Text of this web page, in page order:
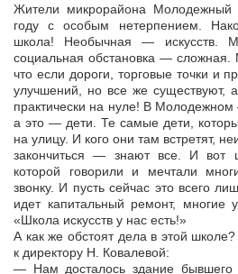
Жители микрорайона Молодежный
году с особым нетерпением.
школа! Необычная — искусств.
социальная обстановка — сложная.
что если дороги, торговые точки и
улучшений, но все же существуют,
практически на нуле! В
а это — дети. Те самые дети,
на улицу. И кого они там встретят,
закончиться — знают все. И вот
которой говорили и мечтали
звонку. И пусть сейчас это всего
идет капитальный ремонт, многие
«Школа искусств у нас есть!»
А как же обстоят дела в этой
к директору Н. Ковалевой:
— Нам досталось здание бывшего